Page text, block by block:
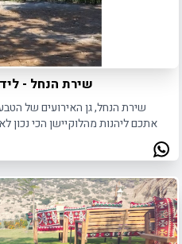
שירת הנחל - ליד
שירת הנחל, גן האירועים של
אתכם ליהנות מהלוקיישן הכי נכון